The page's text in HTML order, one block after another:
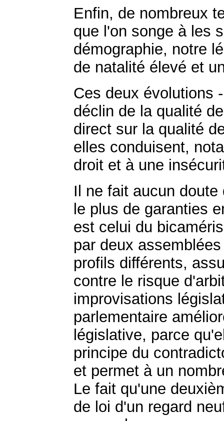
Enfin, de nombreux
que l'on songe à les
démographie, notre
de natalité élevé et
Ces deux évolutions
déclin de la qualité
direct sur la qualité
elles conduisent,
droit et à une
Il ne fait aucun
le plus de garanties
est celui du
par deux
profils différents,
contre le risque
improvisations
parlementaire
législative, parce
principe du
et permet à un
Le fait qu'une
de loi d'un regard